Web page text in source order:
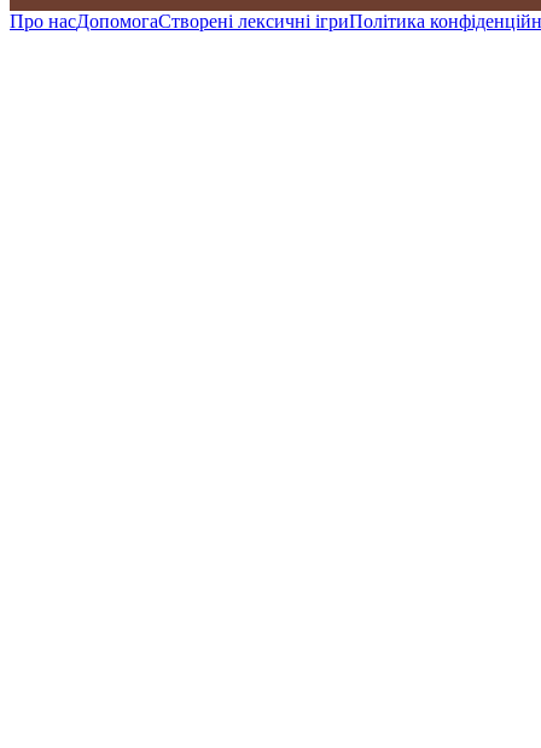
Про насДопомогаСтворені лексичні ігриПолітика